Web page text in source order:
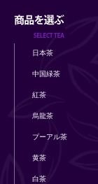
日本茶
中国緑茶
紅茶
烏龍茶
プーアル茶
黄茶
白茶